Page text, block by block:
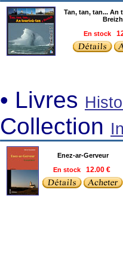
Tan, tan, tan... An
Breizh
En stock
• Livres
Collection
Enez-ar-Gerveur
En stock
12.00 €